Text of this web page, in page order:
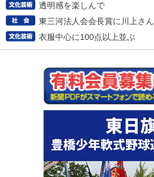
透明感を楽しんで
東三河法人会会長賞に川上さん
衣服中心に100点以上並ぶ